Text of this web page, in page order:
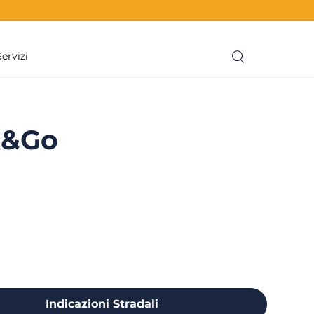
Indicazioni Stradali